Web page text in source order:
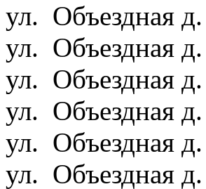
ул. Объездная
ул. Объездная
ул. Объездная
ул. Объездная
ул. Объездная
ул. Объездная